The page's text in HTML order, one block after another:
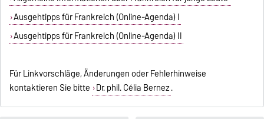
Ausgehtipps für Frankreich (Online-Agenda) I
Ausgehtipps für Frankreich (Online-Agenda) II
Für Linkvorschläge, Änderungen oder Fehlerhinweise
kontaktieren Sie bitte Dr. phil. Célia Bernez.